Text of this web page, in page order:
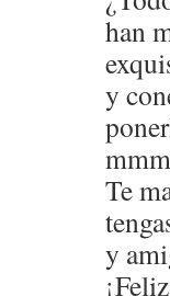
han
y
Te
y